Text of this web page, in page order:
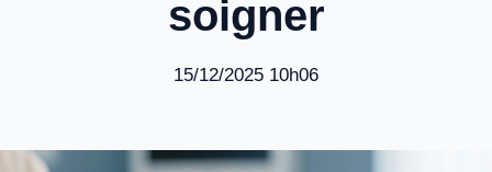
soigner
15/12/2025 10h06